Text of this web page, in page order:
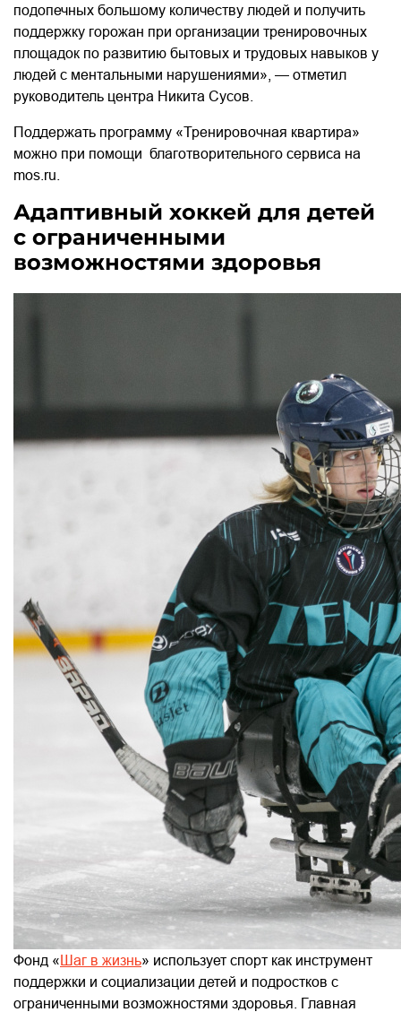
подопечных большому количеству людей и получить
поддержку горожан при организации тренировочных
площадок по развитию бытовых и трудовых навыков у
людей с ментальными нарушениями», — отметил
руководитель центра Никита Сусов.
Поддержать программу «Тренировочная квартира»
можно при помощи благотворительного сервиса на
mos.ru.
Адаптивный хоккей для детей
с ограниченными
возможностями здоровья
Фонд «Шаг в жизнь» использует спорт как инструмент
поддержки и социализации детей и подростков с
ограниченными возможностями здоровья. Главная